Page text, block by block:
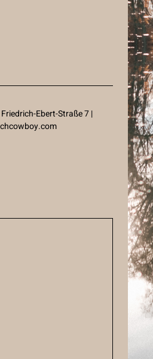
Ebert-Straße 7 |